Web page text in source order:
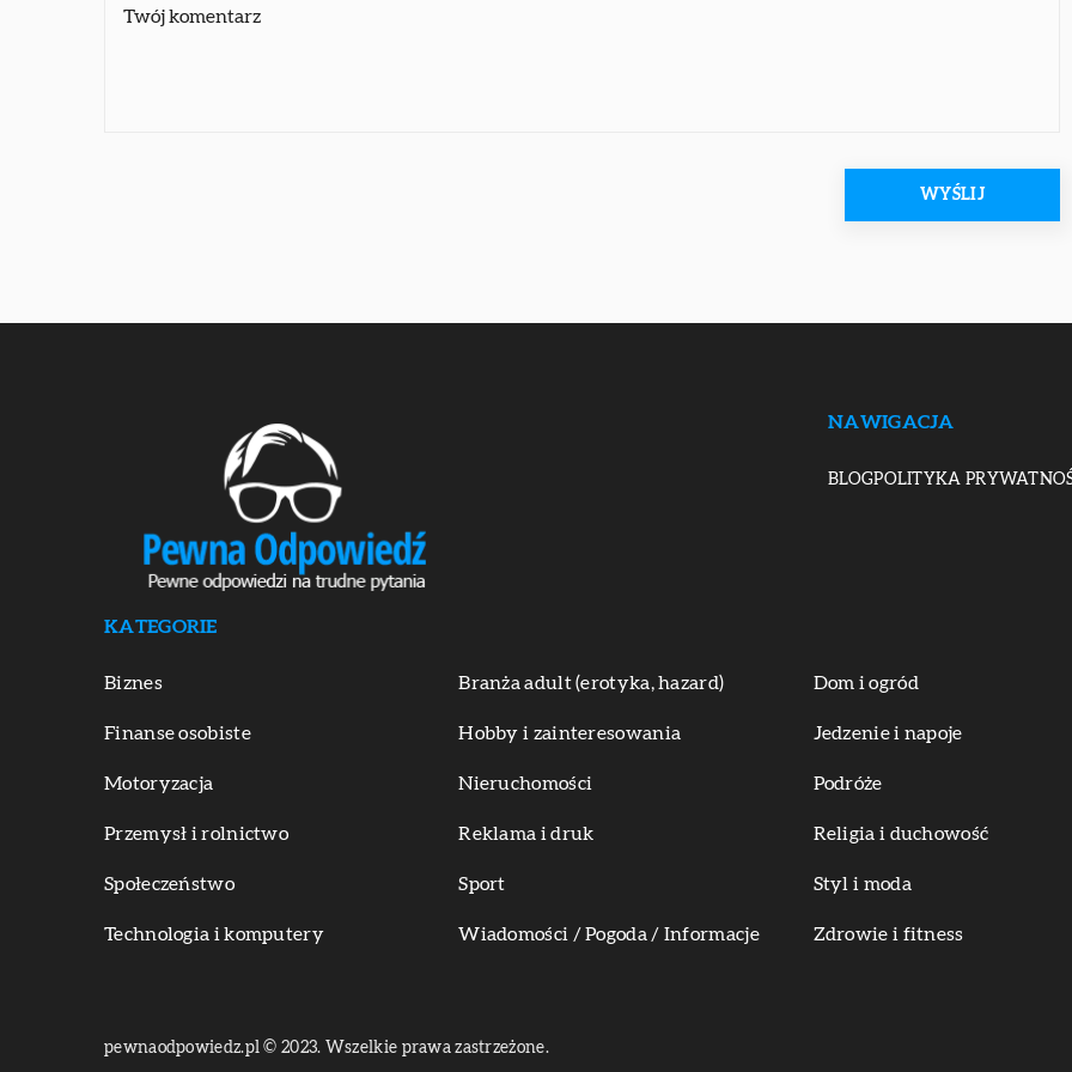
NAWIGACJA
BLOGPOLITYKA
KATEGORIE
Biznes Branża adult (erotyka, hazard) Dom i ogród
Finanse osobiste Hobby i zainteresowania Jedzenie i napoje
Motoryzacja Nieruchomości Podróże
Przemysł i rolnictwo Reklama i druk Religia i duchowość
Społeczeństwo Sport Styl i moda
Technologia i komputery Wiadomości / Pogoda / Informacje Zdrowie i fitness
pewnaodpowiedz.pl © 2023. Wszelkie prawa zastrzeżone.